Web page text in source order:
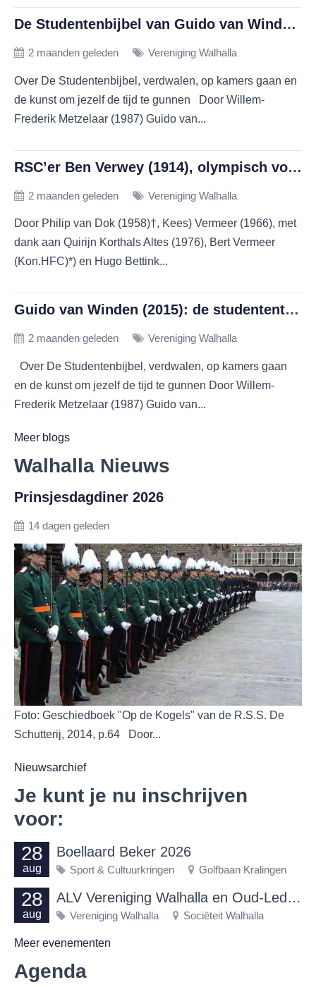
De Studentenbijbel van Guido van Winden (2015), de studententijd als groot experiment
2 maanden geleden Vereniging Walhalla
Over De Studentenbijbel, verdwalen, op kamers gaan en
de kunst om jezelf de tijd te gunnen Door Willem-
Frederik Metzelaar (1987) Guido van...
RSC’er Ben Verwey (1914), olympisch voetballer tijdens begin twintiger jaren vorige eeuw
2 maanden geleden Vereniging Walhalla
Door Philip van Dok (1958)†, Kees) Vermeer (1966), met
dank aan Quirijn Korthals Altes (1976), Bert Vermeer
(Kon.HFC)*) en Hugo Bettink...
Guido van Winden (2015): de studententijd als groot experiment
2 maanden geleden Vereniging Walhalla
Over De Studentenbijbel, verdwalen, op kamers gaan
en de kunst om jezelf de tijd te gunnen Door Willem-
Frederik Metzelaar (1987) Guido van...
Meer blogs
Walhalla Nieuws
Prinsjesdagdiner 2026
14 dagen geleden
Foto: Geschiedboek "Op de Kogels" van de R.S.S. De
Schutterij, 2014, p.64 Door...
Nieuwsarchief
Je kunt je nu inschrijven
voor:
28
aug
Boellaard Beker 2026
Sport & Cultuurkringen Golfbaan Kralingen
28
aug
ALV Vereniging Walhalla en Oud-Ledenavond 2026
Vereniging Walhalla Sociëteit Walhalla
Meer evenementen
Agenda